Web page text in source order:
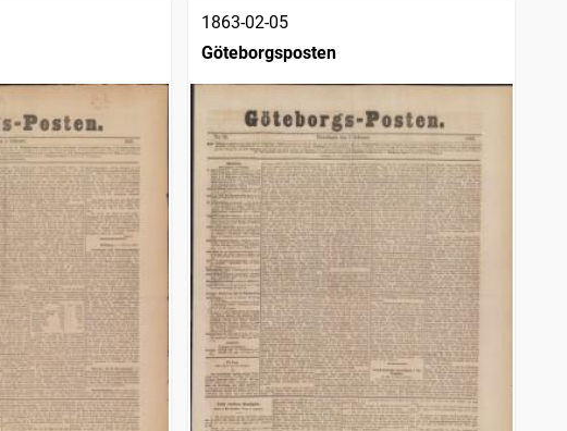
1863-02-05
Göteborgsposten